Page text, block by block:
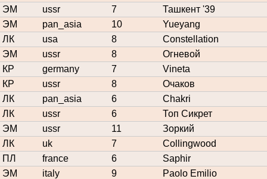
ЭМ
ussr 7
Ташкент '39
ЭМ
pan_asia 10
Yueyang
ЛК
usa 8
Constellation
ЭМ
ussr 8
Огневой
КР
germany 7
Vineta
КР
ussr 8
Очаков
ЛК
pan_asia 6
Chakri
ЛК
ussr 6
Топ Сикрет
ЭМ
ussr 11
Зоркий
ЛК
uk 7
Collingwood
ПЛ
france 6
Saphir
ЭМ
italy 9
Paolo Emilio